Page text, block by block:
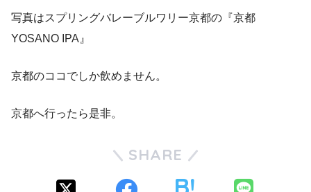
写真はスプリングバレーブルワリー京都の『京都
YOSANO IPA』
京都のココでしか飲めません。
京都へ行ったら是非。
SHARE